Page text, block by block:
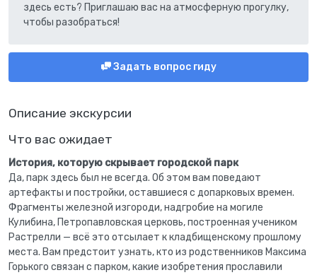
Описание экскурсии
Что вас ожидает
История, которую скрывает городской парк
Да, парк здесь был не всегда. Об этом вам поведают
артефакты и постройки, оставшиеся с допарковых времен.
Фрагменты железной изгороди, надгробие на могиле
Кулибина, Петропавловская церковь, построенная учеником
Растрелли — всё это отсылает к кладбищенскому прошлому
места. Вам предстоит узнать, кто из родственников Максима
Горького связан с парком, какие изобретения прославили
здесь есть? Приглашаю вас на атмосферную прогулку,
чтобы разобраться!
Задать вопрос гиду